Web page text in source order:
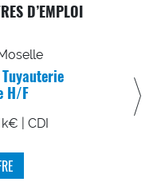
D’EMPLOI
H/F
| CDI